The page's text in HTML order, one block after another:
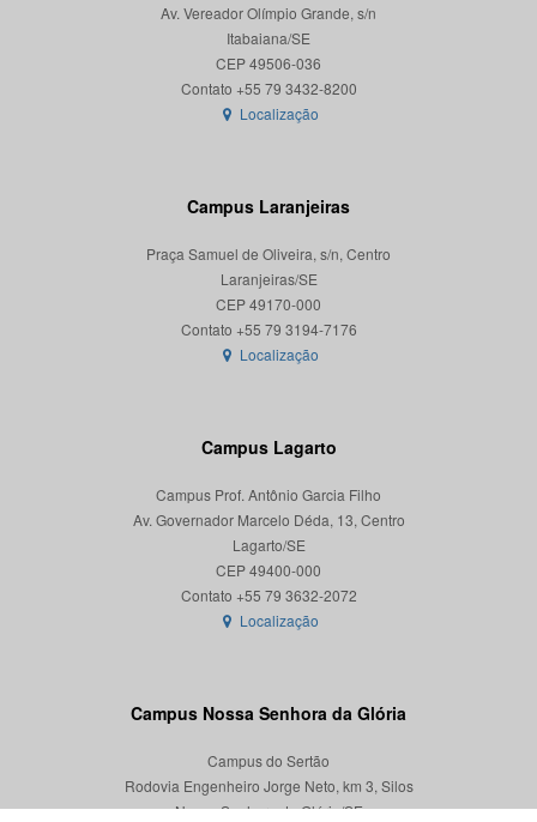
Av. Vereador Olímpio Grande, s/n
Itabaiana/SE
CEP 49506-036
Localização
Campus Laranjeiras
Praça Samuel de Oliveira, s/n, Centro
Laranjeiras/SE
CEP 49170-000
Localização
Campus Lagarto
Campus Prof. Antônio Garcia Filho
Av. Governador Marcelo Déda, 13, Centro
Lagarto/SE
CEP 49400-000
Localização
Campus Nossa Senhora da Glória
Campus do Sertão
Rodovia Engenheiro Jorge Neto, km 3, Silos
Nossa Senhora da Glória/SE